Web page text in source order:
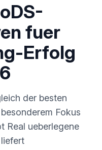
fuer
Erfolg
der besten
Fokus
Real ueberlegene